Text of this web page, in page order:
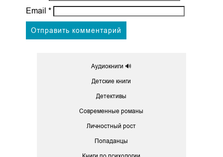
Email *
Аудиокниги 🔊
Детские книги
Детективы
Современные романы
Личностный рост
Попаданцы